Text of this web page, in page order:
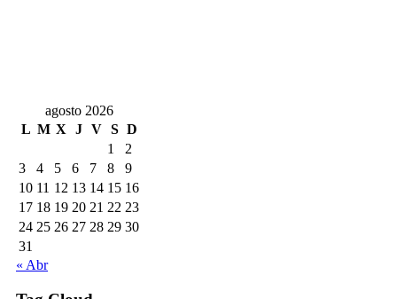
agosto 2026
L M X J V S D
1
2
3
4 5 6 7 8
9
10 11 12 13 14 15 16
17 18 19 20 21 22 23
24 25 26 27 28 29 30
31
« Abr